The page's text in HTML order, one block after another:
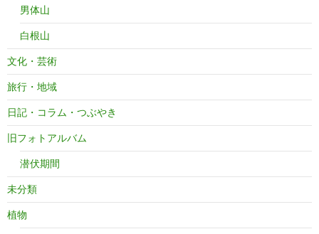
男体山
白根山
文化・芸術
旅行・地域
日記・コラム・つぶやき
旧フォトアルバム
潜伏期間
未分類
植物